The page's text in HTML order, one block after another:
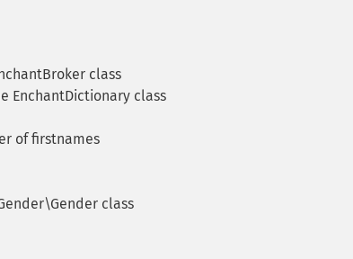
class
EnchantDictionary class
of firstnames
class